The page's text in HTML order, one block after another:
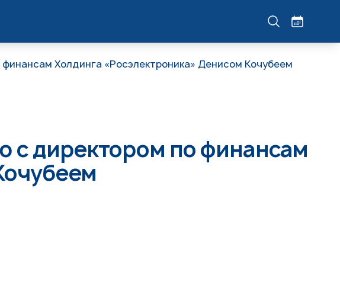
Холдинга «Росэлектроника» Денисом Кочубеем
директором по финансам